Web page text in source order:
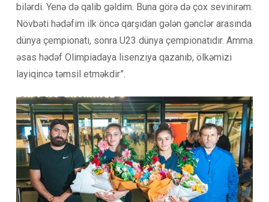
bilərdi. Yenə də qalib gəldim. Buna görə də çox sevinirəm.
Növbəti hədəfim ilk öncə qarşıdan gələn gənclər arasında
dünya çempionatı, sonra U23 dünya çempionatıdır. Amma
əsas hədəf Olimpiadaya lisenziya qazanıb, ölkəmizi
layiqincə təmsil etməkdir”.